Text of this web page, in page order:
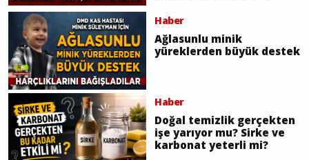
Haber
Ağlasunlu minik
yüreklerden büyük destek
Haber
Doğal temizlik gerçekten
işe yarıyor mu? Sirke ve
karbonat yeterli mi?